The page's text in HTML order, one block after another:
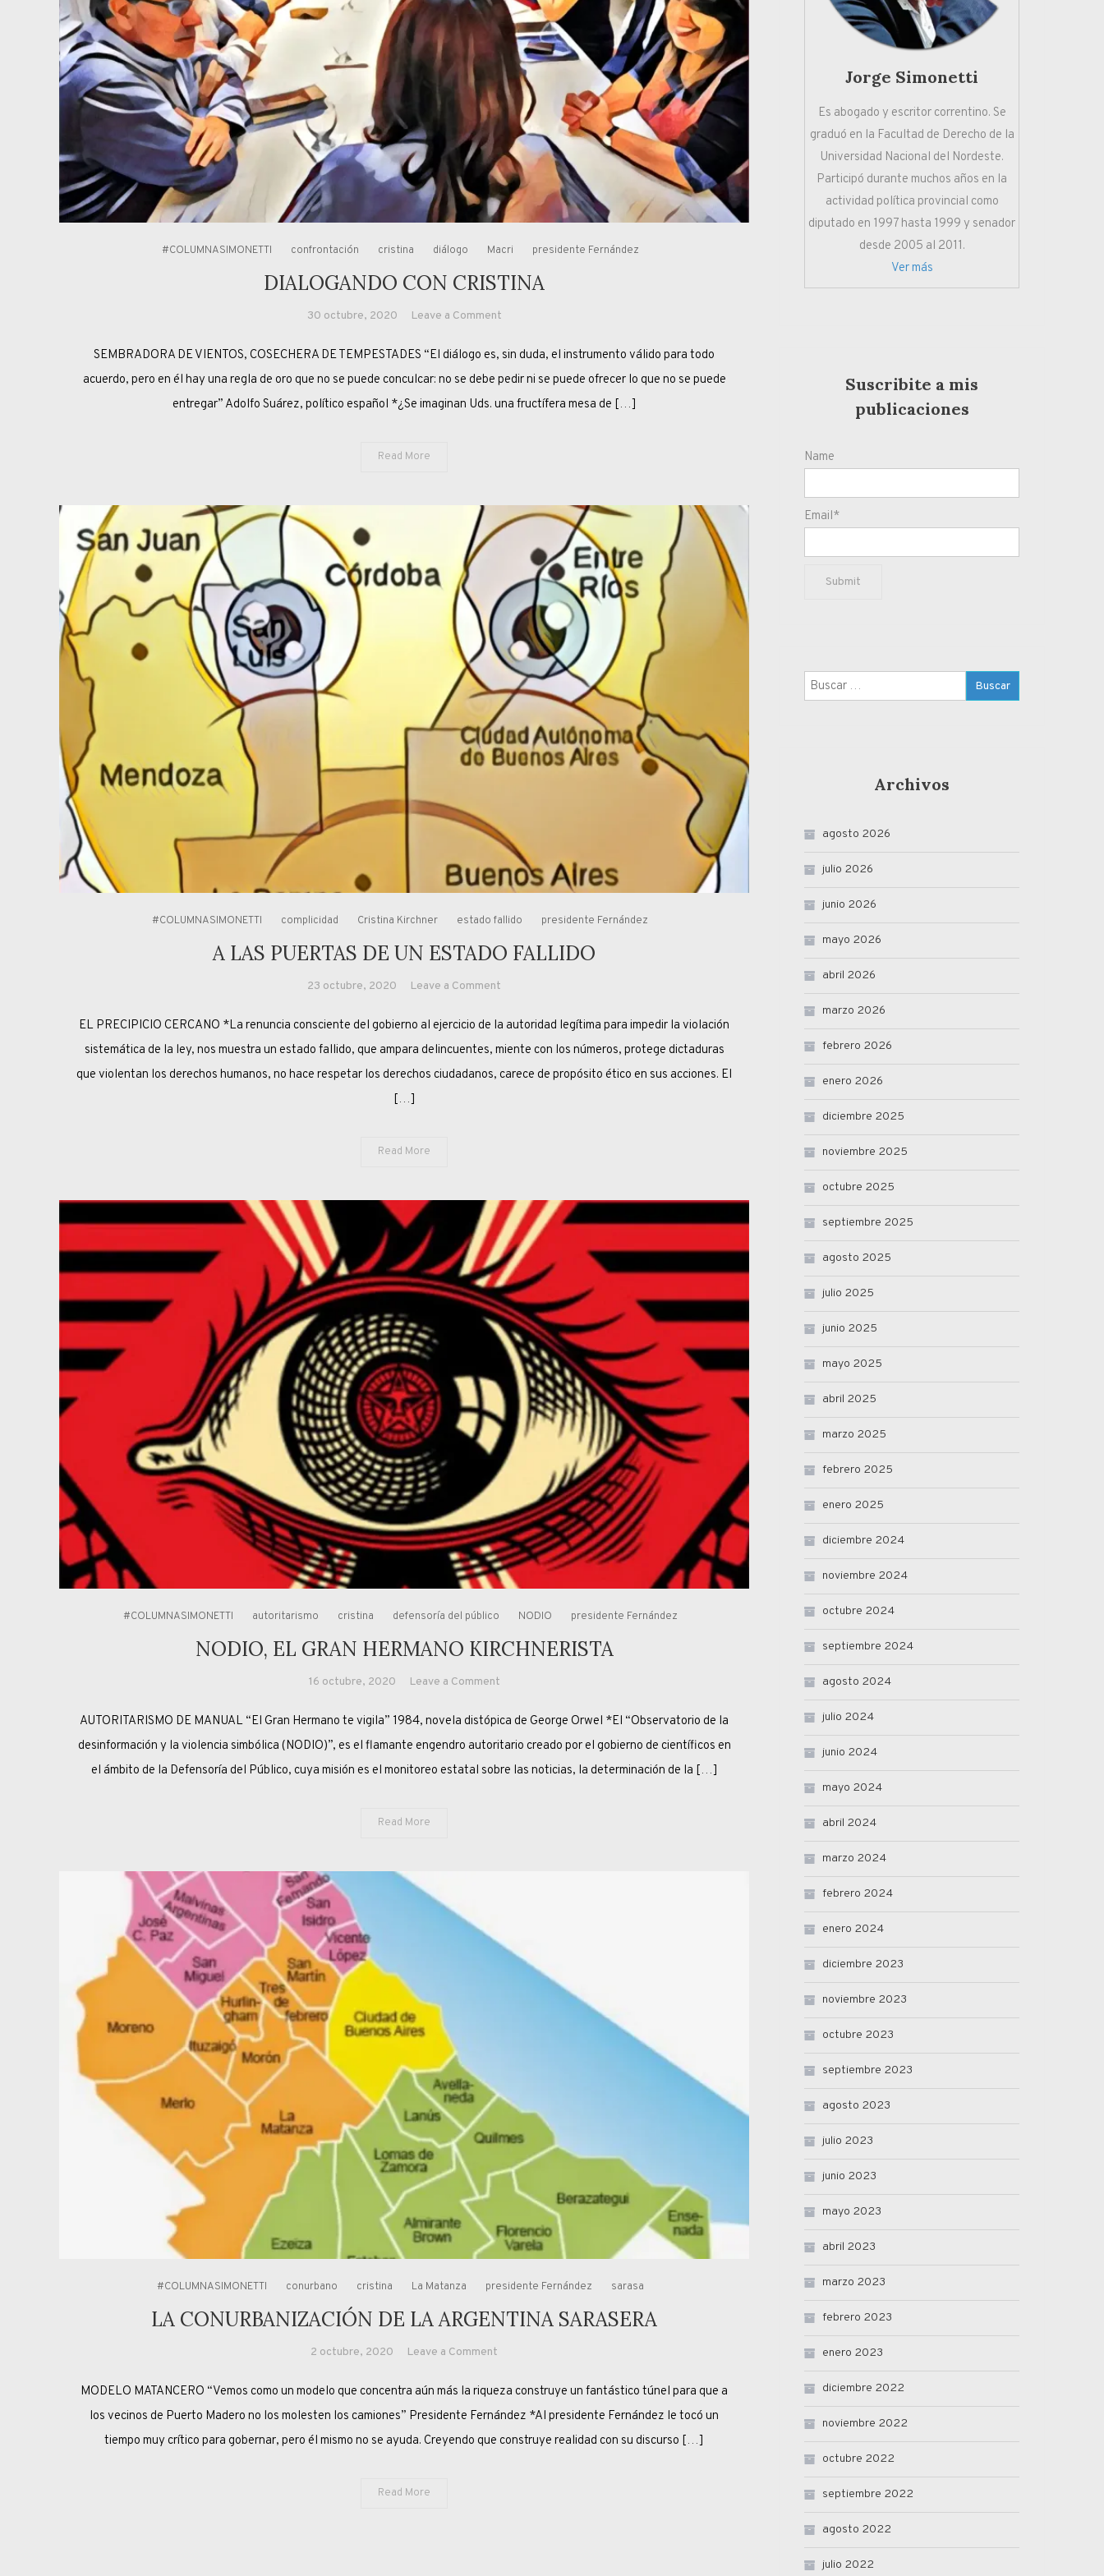
#COLUMNASIMONETTI confrontación cristina diálogo Macri presidente Fernández
DIALOGANDO CON CRISTINA
30 octubre, 2020 Leave a Commenton
CON
CRISTINA
SEMBRADORA DE VIENTOS, COSECHERA DE TEMPESTADES “El diálogo es, sin duda, el instrumento válido para todo
acuerdo, pero en él hay una regla de oro que no se puede conculcar: no se debe pedir ni se puede ofrecer lo que no se puede
entregar” Adolfo Suárez, político español *¿Se imaginan Uds. una fructífera mesa de […]
Read More
#COLUMNASIMONETTI complicidad Cristina Kirchner estado fallido presidente Fernández
A LAS PUERTAS DE UN ESTADO FALLIDO
23 octubre, 2020 Leave a Comment
LAS
PUERTAS
EL PRECIPICIO CERCANO *La renuncia consciente del gobierno al ejercicio de la autoridad legítima para impedir la violación
sistemática de la ley, nos muestra un estado fallido, que ampara delincuentes, miente con los números, protege dictaduras
que violentan los derechos humanos, no hace respetar los derechos ciudadanos, carece de propósito ético en sus acciones. El
[…]
Read More
#COLUMNASIMONETTI autoritarismo cristina defensoría del público NODIO presidente Fernández
NODIO, EL GRAN HERMANO KIRCHNERISTA
16 octubre, 2020 Leave a Commenton
EL
GRAN
HERMANO
AUTORITARISMO DE MANUAL “El Gran Hermano te vigila” 1984, novela distópica de George Orwel *El “Observatorio de la
desinformación y la violencia simbólica (NODIO)”, es el flamante engendro autoritario creado por el gobierno de científicos en
el ámbito de la Defensoría del Público, cuya misión es el monitoreo estatal sobre las noticias, la determinación de la […]
Read More
#COLUMNASIMONETTI conurbano cristina La Matanza presidente Fernández sarasa
LA CONURBANIZACIÓN DE LA ARGENTINA SARASERA
2 octubre, 2020 Leave a Comment
CONURBANIZACIÓN
DE
MODELO MATANCERO “Vemos como un modelo que concentra aún más la riqueza construye un fantástico túnel para que a
los vecinos de Puerto Madero no los molesten los camiones” Presidente Fernández *Al presidente Fernández le tocó un
tiempo muy crítico para gobernar, pero él mismo no se ayuda. Creyendo que construye realidad con su discurso […]
Read More
Jorge Simonetti
Es abogado y escritor correntino. Se
graduó en la Facultad de Derecho de la
Universidad Nacional del Nordeste.
Participó durante muchos años en la
actividad política provincial como
diputado en 1997 hasta 1999 y senador
desde 2005 al 2011.
Ver más
Suscribite a mis
publicaciones
Name
Email*
Buscar:
Archivos
agosto 2026
julio 2026
junio 2026
mayo 2026
abril 2026
marzo 2026
febrero 2026
enero 2026
diciembre 2025
noviembre 2025
octubre 2025
septiembre 2025
agosto 2025
julio 2025
junio 2025
mayo 2025
abril 2025
marzo 2025
febrero 2025
enero 2025
diciembre 2024
noviembre 2024
octubre 2024
septiembre 2024
agosto 2024
julio 2024
junio 2024
mayo 2024
abril 2024
marzo 2024
febrero 2024
enero 2024
diciembre 2023
noviembre 2023
octubre 2023
septiembre 2023
agosto 2023
julio 2023
junio 2023
mayo 2023
abril 2023
marzo 2023
febrero 2023
enero 2023
diciembre 2022
noviembre 2022
octubre 2022
septiembre 2022
agosto 2022
julio 2022